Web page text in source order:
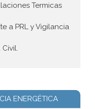
Termicas
a PRL y Vigilancia
ENERGÉTICA